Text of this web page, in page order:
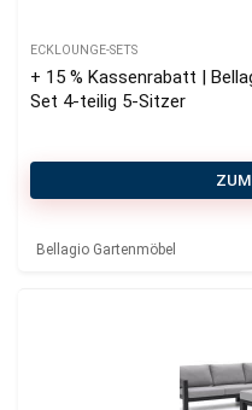
ECKLOUNGE-SETS
+ 15 % Kassenrabatt |
Set 4-teilig 5-Sitzer
ZUM
Bellagio Gartenmöbel